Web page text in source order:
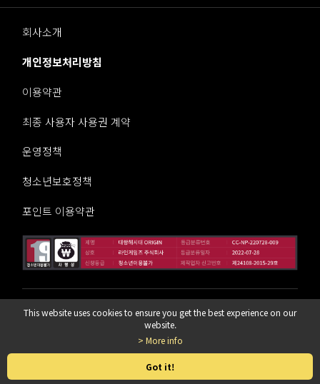
회사소개
개인정보처리방침
이용약관
최종 사용자 사용권 계약
운영정책
청소년보호정책
포인트 이용약관
라인게임즈 주식회사
© LINE Games Corporation. All Rights Reserved. © KOEI TE
CMO GAMES CO., LTD. All rights reserved.
This website uses cookies to ensure you get the best experience on our
website.
> More info
Got it!